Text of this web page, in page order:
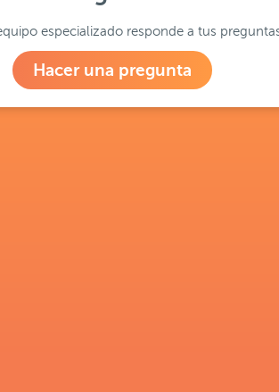
especializado responde a tus
Hacer una pregunta